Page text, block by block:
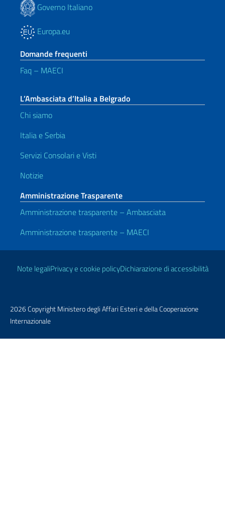
Governo Italiano
Europa.eu
Domande frequenti
Faq – MAECI
L’Ambasciata d’Italia a Belgrado
Chi siamo
Italia e Serbia
Servizi Consolari e Visti
Notizie
Amministrazione Trasparente
Amministrazione trasparente – Ambasciata
Amministrazione trasparente – MAECI
Link Utili
Note legaliPrivacy e cookie policyDichiarazione di accessibilità
2026 Copyright Ministero degli Affari Esteri e della Cooperazione
Internazionale